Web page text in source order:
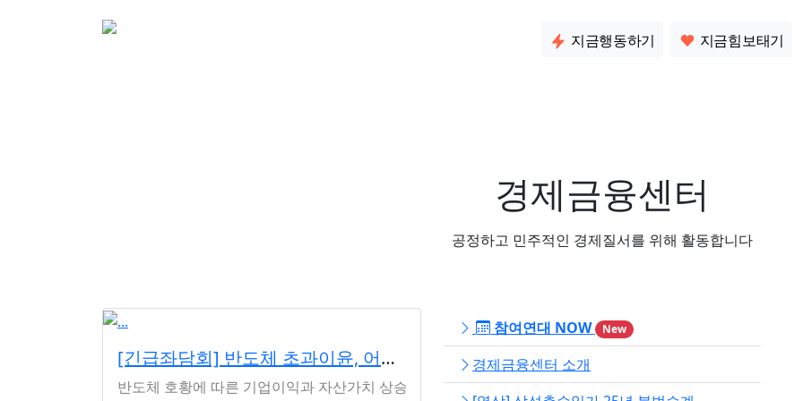
지금행동하기 지금힘보태기
경제금융센터
공정하고 민주적인 경제질서를 위해 활동합니다
[긴급좌담회] 반도체 초과이윤, 어떻게 나눌 것인가
반도체 호황에 따른 기업이익과 자산가치 상승의 혜택이 누구에게 돌아가고 있는지, 성과급·주주환원 중
참여연대 NOW New
경제금융센터 소개